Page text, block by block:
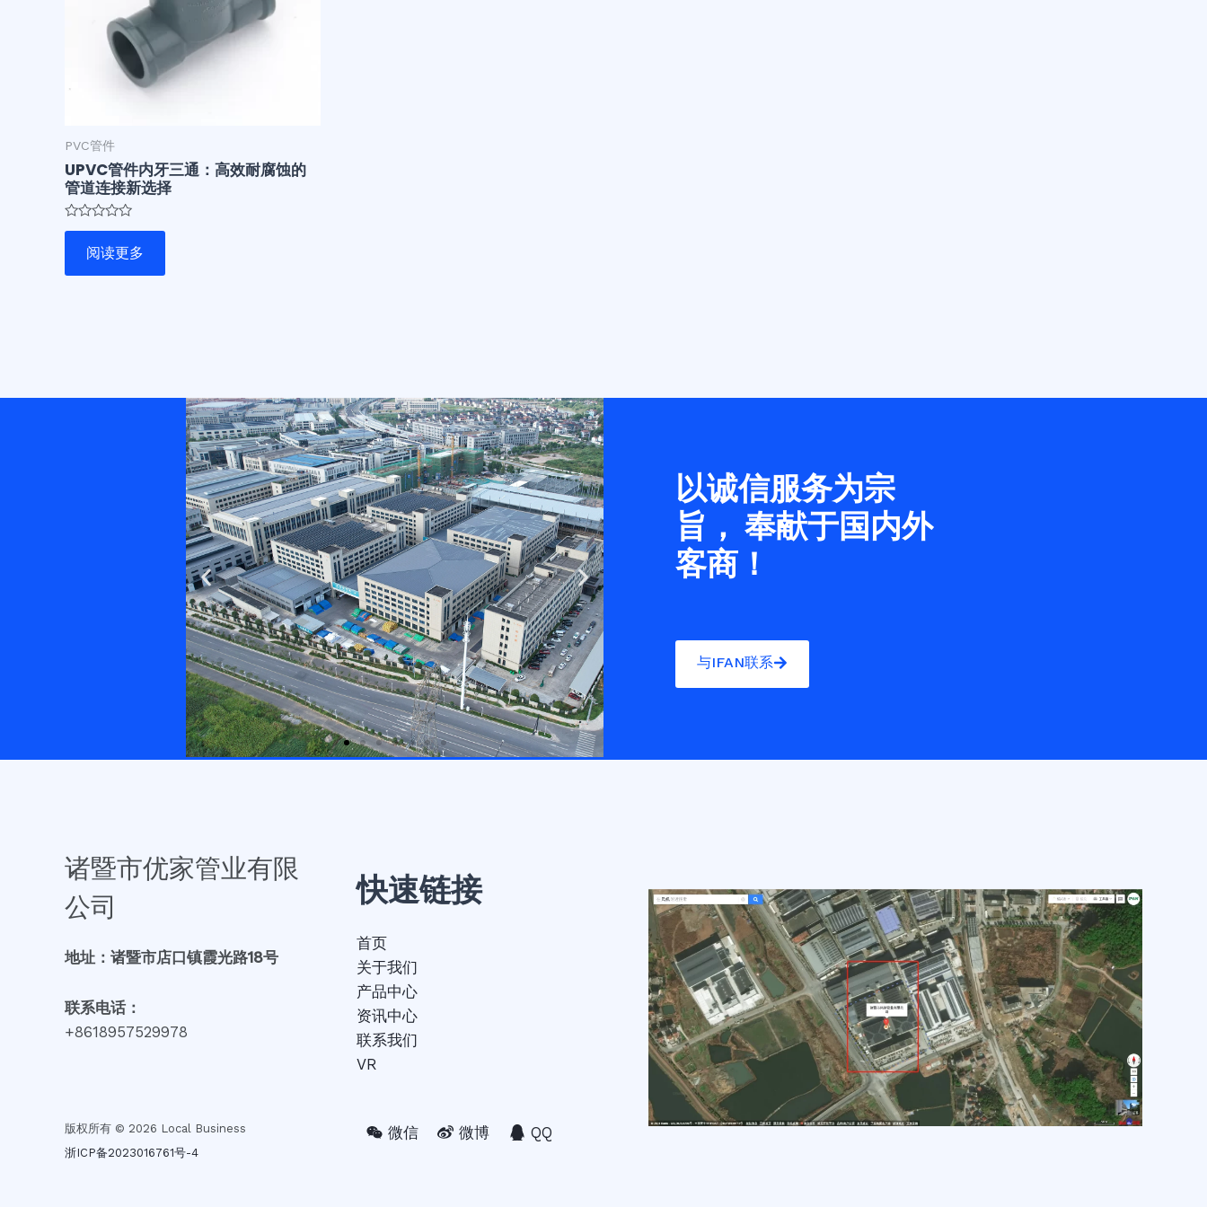
PVC管件
UPVC管件内牙三通：高效耐腐蚀的
管道连接新选择
评
5
阅读更多
Previous
slide
Next
slide
以诚信服务为宗
旨， 奉献于国内外
客商！
与IFAN联系
诸暨市优家管业有限
公司
地址：诸暨市店口镇霞光路18号
联系电话：
+8618957529978
版权所有 © 2026 Local Business
浙ICP备2023016761号-4
快速链接
首页
关于我们
产品中心
资讯中心
联系我们
VR
微信 微博 QQ